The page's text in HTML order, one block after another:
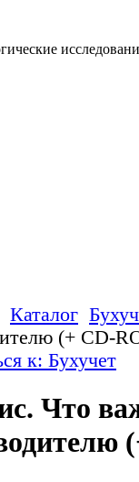
Каталог
(+ CD-
к: Бухучет
Что